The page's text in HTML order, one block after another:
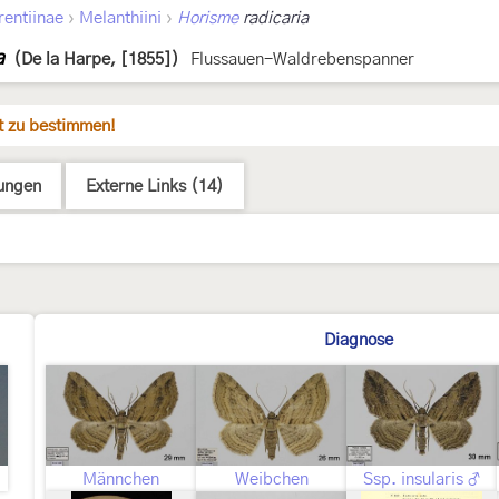
› Melanthiini › Horismeradicaria
(De la Harpe, [1855]) Flussauen-Waldrebenspanner
bestimmen!
Externe Links (14)
Diagnose
Männchen Weibchen Ssp. insularis ♂